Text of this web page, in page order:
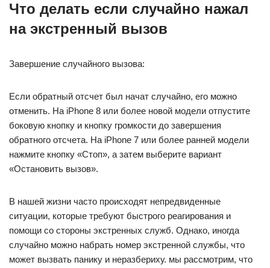
Что делать если случайно нажал
на экстренный вызов
Завершение случайного вызова:
Если обратный отсчет был начат случайно, его можно
отменить. На iPhone 8 или более новой модели отпустите
боковую кнопку и кнопку громкости до завершения
обратного отсчета. На iPhone 7 или более ранней модели
нажмите кнопку «Стоп», а затем выберите вариант
«Остановить вызов».
В нашей жизни часто происходят непредвиденные
ситуации, которые требуют быстрого реагирования и
помощи со стороны экстренных служб. Однако, иногда
случайно можно набрать номер экстренной службы, что
может вызвать панику и неразбериху. мы рассмотрим, что